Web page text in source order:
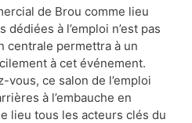
de Brou comme lieu
dédiées à l’emploi n’est pas
centrale permettra à un
à cet événement.
vous, ce salon de l’emploi
à l’embauche en
lieu tous les acteurs clés du